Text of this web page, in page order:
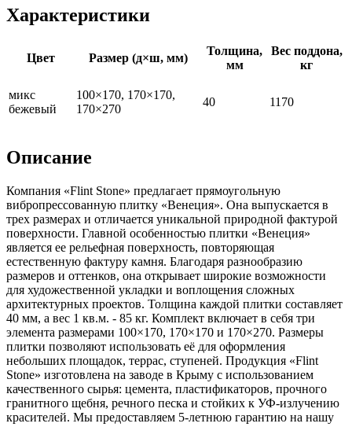
бежевый
Характеристики
Цвет Размер (д×ш, мм)
Толщина,
мм
Вес поддона,
кг
микс
бежевый
100×170, 170×170,
170×270
40 1170
Описание
Компания «Flint Stone» предлагает прямоугольную
вибропрессованную плитку «Венеция». Она выпускается в
трех размерах и отличается уникальной природной фактурой
поверхности. Главной особенностью плитки «Венеция»
является ее рельефная поверхность, повторяющая
естественную фактуру камня. Благодаря разнообразию
размеров и оттенков, она открывает широкие возможности
для художественной укладки и воплощения сложных
архитектурных проектов. Толщина каждой плитки составляет
40 мм, а вес 1 кв.м. - 85 кг. Комплект включает в себя три
элемента размерами 100×170, 170×170 и 170×270. Размеры
плитки позволяют использовать её для оформления
небольших площадок, террас, ступеней. Продукция «Flint
Stone» изготовлена на заводе в Крыму с использованием
качественного сырья: цемента, пластификаторов, прочного
гранитного щебня, речного песка и стойких к УФ-излучению
красителей. Мы предоставляем 5-летнюю гарантию на нашу